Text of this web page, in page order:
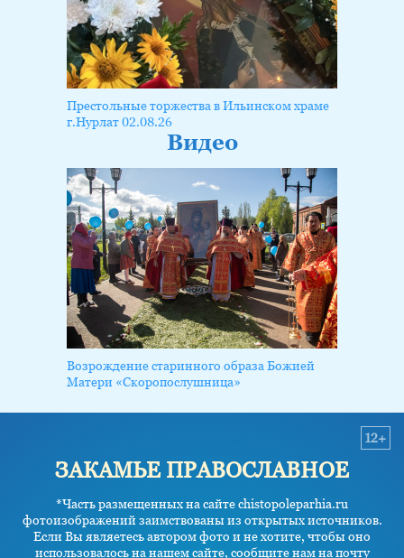
Престольные торжества в Ильинском храме
г.Нурлат 02.08.26
Видео
Возрождение старинного образа Божией
Матери «Скоропослушница»
ЗАКАМЬЕ ПРАВОСЛАВНОЕ
*Часть размещенных на сайте chistopoleparhia.ru
фотоизображений заимствованы из открытых источников.
Если Вы являетесь автором фото и не хотите, чтобы оно
использовалось на нашем сайте, сообщите нам на почту
12+